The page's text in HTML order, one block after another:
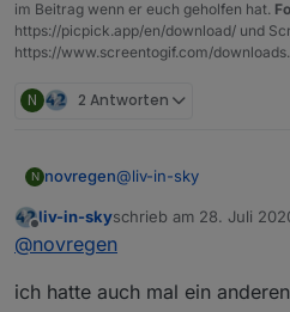
im Beitrag wenn er euch geholfen hat.
https://picpick.app/en/download/ und
https://www.screentogif.com/
N 2 Antworten
N novregen@liv-in-sky
Bei mir aktualisieren
leider nicht. Eigentlich
Ich habe das Script in
liv-in-skyschrieb am 28. Juli
zuletzt editiert von
@novregen
ich hatte auch mal ein